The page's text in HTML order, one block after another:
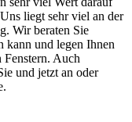
liegt sehr viel an der
Wir beraten Sie
kann und legen Ihnen
Fenstern. Auch
und jetzt an oder